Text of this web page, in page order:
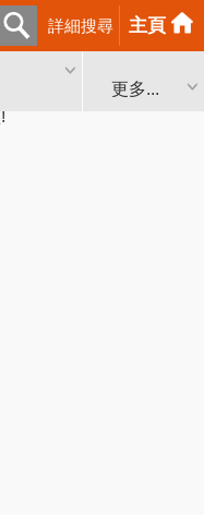
詳細搜尋 主頁
更多...